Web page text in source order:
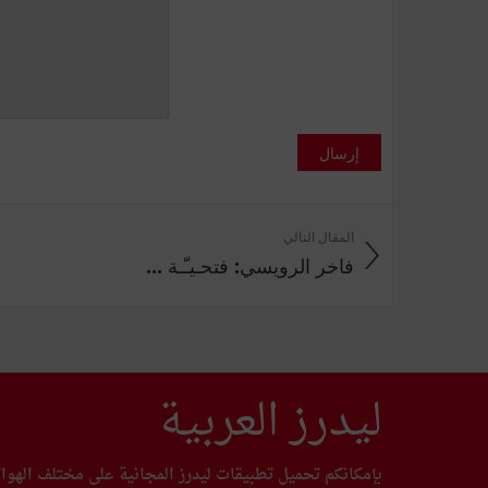
إرسال
المقال التالي
فاخر الرويسي: فتحـيـّـة ...
ليدرز العربية
بإمكانكم تحميل تطبيقات ليدرز المجانية على مختلف